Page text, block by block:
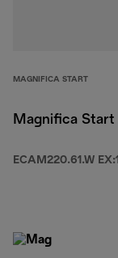
MAGNIFICA START
Magnifica Start
ECAM220.61.W EX:1